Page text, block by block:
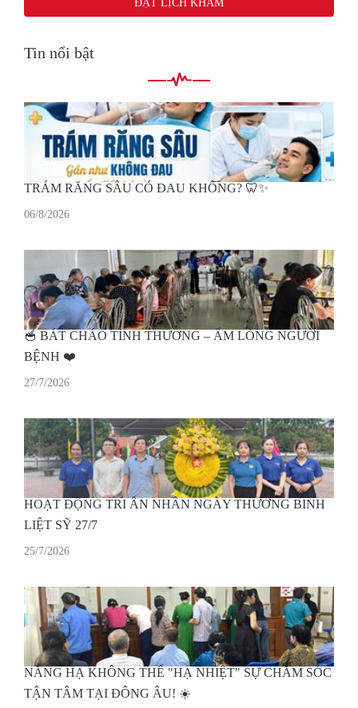
Tin nổi bật
TRÁM RĂNG SÂU CÓ ĐAU KHÔNG? 🦷✨
06/8/2026
🥣 BÁT CHÁO TÌNH THƯƠNG – ẤM LÒNG NGƯỜI
BỆNH ❤️
27/7/2026
HOẠT ĐỘNG TRI ÂN NHÂN NGÀY THƯƠNG BINH
LIỆT SỸ 27/7
25/7/2026
NẮNG HẠ KHÔNG THỂ "HẠ NHIỆT" SỰ CHĂM SÓC
TẬN TÂM TẠI ĐÔNG ÂU! ☀️